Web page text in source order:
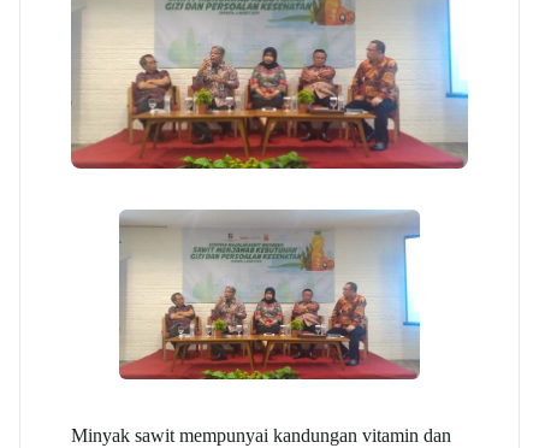
Minyak sawit mempunyai kandungan vitamin dan